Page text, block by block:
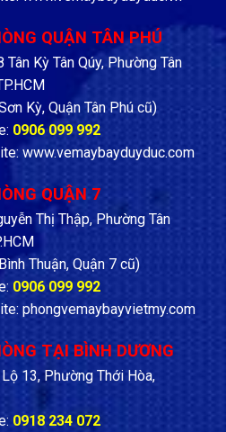
QUẬN TÂN PHÚ
Kỳ Tân Qúy, Phường Tân
Kỳ, Quận Tân Phú cũ)
0906 099 992
www.vemaybayduyduc.com
QUẬN 7
Thị Thập, Phường Tân
Thuận, Quận 7 cũ)
0906 099 992
phongvemaybayvietmy.com
TẠI BÌNH DƯƠNG
13, Phường Thới Hòa,
0918 234 072